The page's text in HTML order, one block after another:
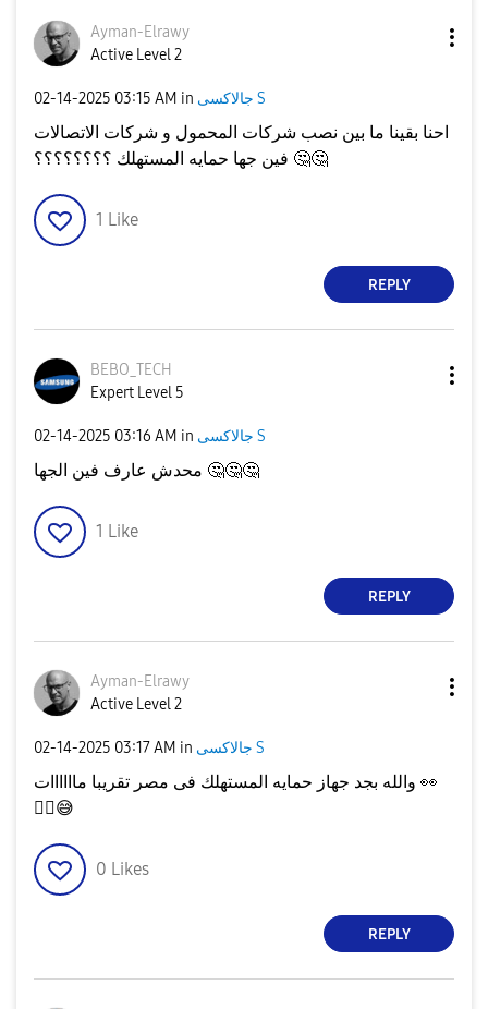
Ayman-Elrawy
Active Level 2
‎02-14-2025 03:15 AM in جالاكسى S
احنا بقينا ما بين نصب شركات المحمول و شركات الاتصالات
🤔
🤔 فين جها حمايه المستهلك ؟؟؟؟؟؟؟؟
1 Like
REPLY
BEBO_TECH
Expert Level 5
‎02-14-2025 03:16 AM in جالاكسى S
🤔🤔🤔
1 Like
REPLY
Ayman-Elrawy
Active Level 2
‎02-14-2025 03:17 AM in جالاكسى S
👀
☝🏽😅
0 Likes
REPLY